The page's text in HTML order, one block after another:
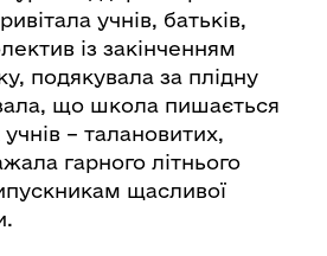
учнів, батьків,
із закінченням
подякувала за плідну
що школа пишається
– талановитих,
гарного літнього
щасливої